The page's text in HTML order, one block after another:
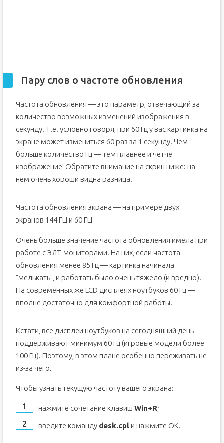
Пару слов о частоте обновления
Частота обновления — это параметр, отвечающий за
количество возможных изменений изображения в
секунду. Т.е. условно говоря, при 60 Гц у вас картинка на
экране может измениться 60 раз за 1 секунду. Чем
больше количество Гц — тем плавнее и четче
изображение! Обратите внимание на скрин ниже: на
нем очень хороши видна разница.
Частота обновления экрана — на примере двух
экранов 144 ГЦ и 60 ГЦ
Очень больше значение частота обновления имела при
работе с ЭЛТ-мониторами. На них, если частота
обновления менее 85 Гц — картинка начинала
"мелькать", и работать было очень тяжело (и вредно).
На современных же LCD дисплеях ноутбуков 60 Гц —
вполне достаточно для комфортной работы.
Кстати, все дисплеи ноутбуков на сегодняшний день
поддерживают минимум 60 Гц (игровые модели более
100 Гц). Поэтому, в этом плане особенно переживать не
из-за чего.
Чтобы узнать текущую частоту вашего экрана:
нажмите сочетание клавиш Win+R;
введите команду desk.cplи нажмите OK.